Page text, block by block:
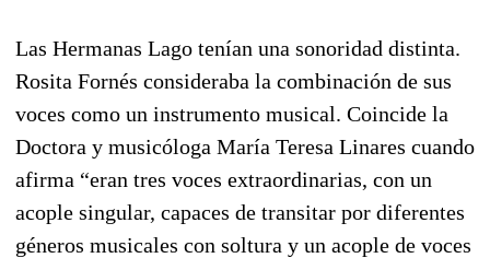
Las Hermanas Lago tenían una sonoridad distinta.
Rosita Fornés consideraba la combinación de sus
voces como un instrumento musical. Coincide la
Doctora y musicóloga María Teresa Linares cuando
afirma “eran tres voces extraordinarias, con un
acople singular, capaces de transitar por diferentes
géneros musicales con soltura y un acople de voces